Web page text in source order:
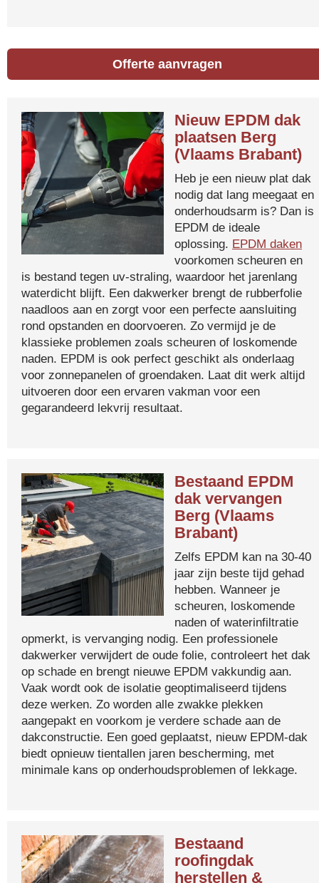
Offerte aanvragen
Nieuw EPDM dak
plaatsen Berg
(Vlaams Brabant)
Heb je een nieuw plat dak
nodig dat lang meegaat en
onderhoudsarm is? Dan is
EPDM de ideale
oplossing. EPDM daken
voorkomen scheuren en
is bestand tegen uv-straling, waardoor het jarenlang
waterdicht blijft. Een dakwerker brengt de rubberfolie
naadloos aan en zorgt voor een perfecte aansluiting
rond opstanden en doorvoeren. Zo vermijd je de
klassieke problemen zoals scheuren of loskomende
naden. EPDM is ook perfect geschikt als onderlaag
voor zonnepanelen of groendaken. Laat dit werk altijd
uitvoeren door een ervaren vakman voor een
gegarandeerd lekvrij resultaat.
Bestaand EPDM
dak vervangen
Berg (Vlaams
Brabant)
Zelfs EPDM kan na 30-40
jaar zijn beste tijd gehad
hebben. Wanneer je
scheuren, loskomende
naden of waterinfiltratie
opmerkt, is vervanging nodig. Een professionele
dakwerker verwijdert de oude folie, controleert het dak
op schade en brengt nieuwe EPDM vakkundig aan.
Vaak wordt ook de isolatie geoptimaliseerd tijdens
deze werken. Zo worden alle zwakke plekken
aangepakt en voorkom je verdere schade aan de
dakconstructie. Een goed geplaatst, nieuw EPDM-dak
biedt opnieuw tientallen jaren bescherming, met
minimale kans op onderhoudsproblemen of lekkage.
Bestaand
roofingdak
herstellen &